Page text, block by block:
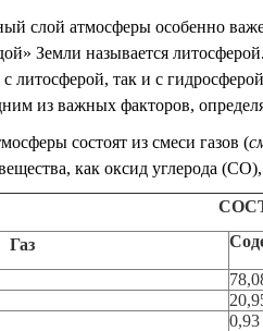
слой атмосферы особенно
Земли называется
литосферой, так и с
из важных факторов,
состоят из смеси газов (
как оксид углерода
Газ
0,93